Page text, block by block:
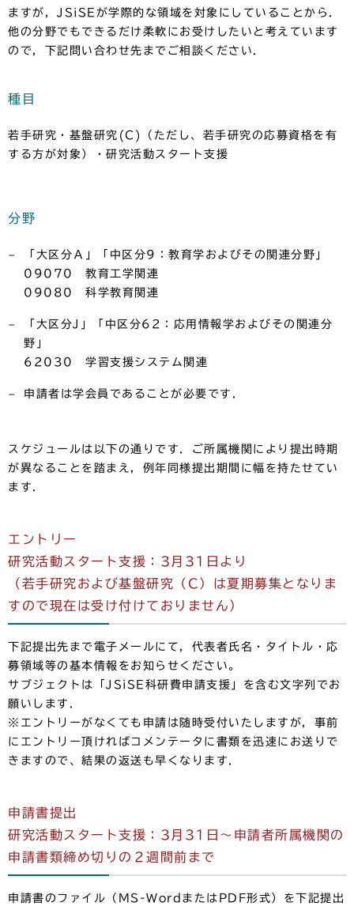
ますが，JSiSEが学際的な領域を対象にしていることから．
他の分野でもできるだけ柔軟にお受けしたいと考えています
ので，下記問い合わせ先までご相談ください．
種目
若手研究・基盤研究(C)（ただし、若手研究の応募資格を有
する方が対象）・研究活動スタート支援
分野
「大区分Ａ」「中区分9：教育学およびその関連分野」
09070 教育工学関連
09080 科学教育関連
「大区分J」「中区分62：応用情報学およびその関連分
野」
62030 学習支援システム関連
申請者は学会員であることが必要です．
スケジュールは以下の通りです．ご所属機関により提出時期
が異なることを踏まえ，例年同様提出期間に幅を持たせてい
ます．
エントリー
研究活動スタート支援：3月31日より
（若手研究および基盤研究（C）は夏期募集となりま
すので現在は受け付けておりません）
下記提出先まで電子メールにて，代表者氏名・タイトル・応
募領域等の基本情報をお知らせください。
サブジェクトは「JSiSE科研費申請支援」を含む文字列でお
願いします．
※エントリーがなくても申請は随時受付いたしますが，事前
にエントリー頂ければコメンテータに書類を迅速にお送りで
きますので、結果の返送も早くなります．
申請書提出
研究活動スタート支援：3月31日～申請者所属機関の
申請書類締め切りの２週間前まで
申請書のファイル（MS-WordまたはPDF形式）を下記提出